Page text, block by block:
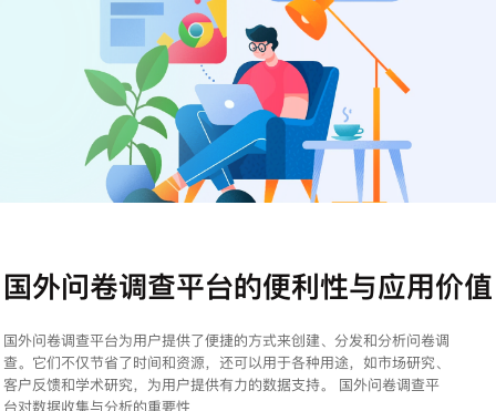
国外问卷调查平台的便利性与应用价值
国外问卷调查平台为用户提供了便捷的方式来创建、分发和分析问卷调
查。它们不仅节省了时间和资源，还可以用于各种用途，如市场研究、
客户反馈和学术研究，为用户提供有力的数据支持。 国外问卷调查平
台对数据收集与分析的重要性